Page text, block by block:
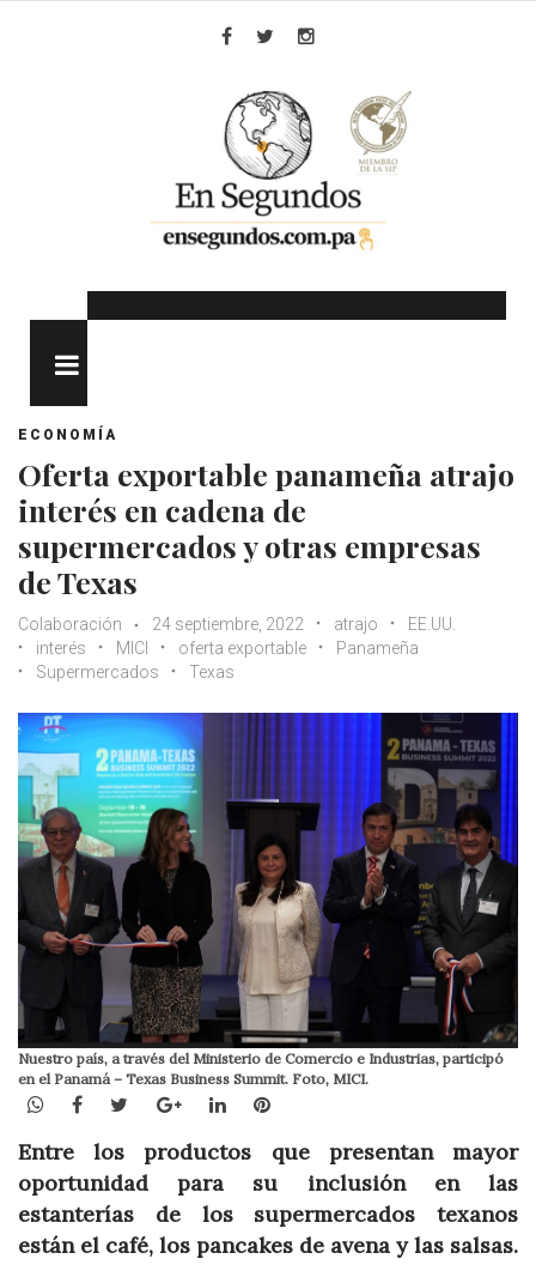
ECONOMÍA
Oferta exportable panameña atrajo
interés en cadena de
supermercados y otras empresas
de Texas
Colaboración 24 septiembre, 2022 atrajo
EE.UU.
interés
MICI oferta exportable
Panameña
Supermercados
Texas
Nuestro país, a través del Ministerio de Comercio e Industrias, participó
en el Panamá – Texas Business Summit. Foto, MICI.
WhatsApp
Facebook
TwitterGoogle+LinkedInPinterest
Entre los productos que presentan mayor
oportunidad para su inclusión en las
estanterías de los supermercados texanos
están el café, los pancakes de avena y las salsas.